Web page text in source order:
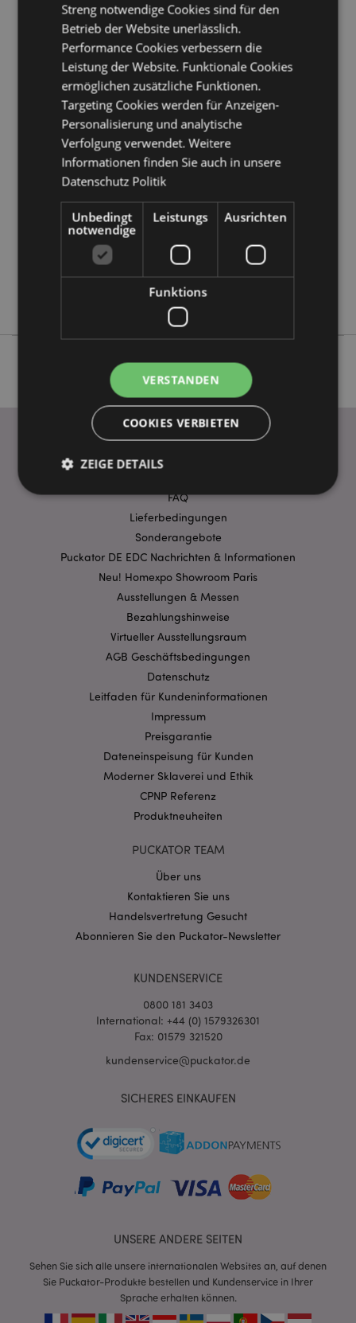
Produktattribute
Information
Höhe 6cm Breite 2.5cm Tiefe 2.5cm
8906051435087
144
0.066000
Keine
Keine
WICHTIGE INFORMATION
FAQ
Lieferbedingungen
Sonderangebote
Puckator DE EDC Nachrichten & Informationen
Neu! Homexpo Showroom Paris
Ausstellungen & Messen
Bezahlungshinweise
Virtueller Ausstellungsraum
AGB Geschäftsbedingungen
Datenschutz
Leitfaden für Kundeninformationen
Impressum
Preisgarantie
Dateneinspeisung für Kunden
Moderner Sklaverei und Ethik
CPNP Referenz
Produktneuheiten
PUCKATOR TEAM
Über uns
Kontaktieren Sie uns
Handelsvertretung Gesucht
Abonnieren Sie den Puckator-Newsletter
KUNDENSERVICE
0800 181 3403
International: +44 (0) 1579326301
Fax: 01579 321520
kundenservice@puckator.de
SICHERES EINKAUFEN
UNSERE ANDERE SEITEN
Sehen Sie sich alle unsere internationalen Websites an, auf denen
Sie Puckator-Produkte bestellen und Kundenservice in Ihrer
Sprache erhalten können.
Streng notwendige Cookies sind für den
Betrieb der Website unerlässlich.
Performance Cookies verbessern die
Leistung der Website. Funktionale Cookies
ermöglichen zusätzliche Funktionen.
Targeting Cookies werden für Anzeigen-
Personalisierung und analytische
Verfolgung verwendet. Weitere
Informationen finden Sie auch in unsere
Datenschutz Politik
Unbedingt
notwendige
Leistungs Ausrichten
Funktions
VERSTANDEN
COOKIES VERBIETEN
ZEIGE DETAILS
Unbedingt notwendige
Streng-notwendige-Cookies ermöglichen
Kernfunktionen der Website wie die
Benutzeranmeldung und die Kontoverwaltung.
Ohne unbedingt notwendige cookies kann die
Provider
.puckator.de
mage-cache-storage-section-
.www.puckator.de
mage-messages
www.puckator.de
mage-cache-sessid
Adobe Inc.
www.puckator.de
Datenschutzbestimmungen von Google